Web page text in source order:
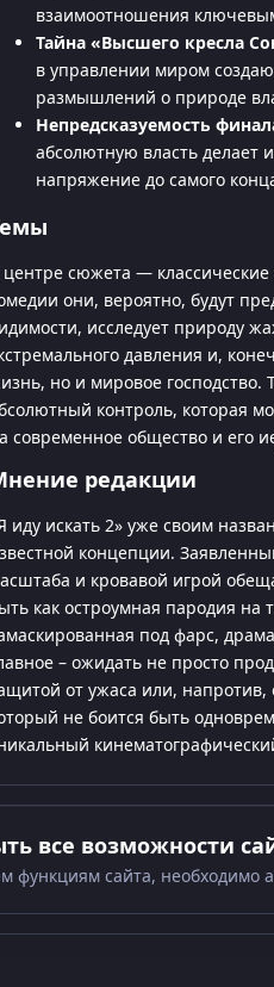
взаимоотношения
Тайна «Высшего кресла
в управлении миром
размышлений о природе
Непредсказуемость
абсолютную власть
напряжение до самого
центре сюжета —
они, вероятно, будут
исследует природу
давления и,
но и мировое господство.
контроль, которая
современное общество и его
редакции
иду искать 2» уже своим
концепции.
и кровавой игрой
как остроумная пародия на
под фарс,
– ожидать не просто
от ужаса или,
не боится быть
все возможности
функциям сайта, необходимо